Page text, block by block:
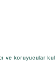
ve koruyucular